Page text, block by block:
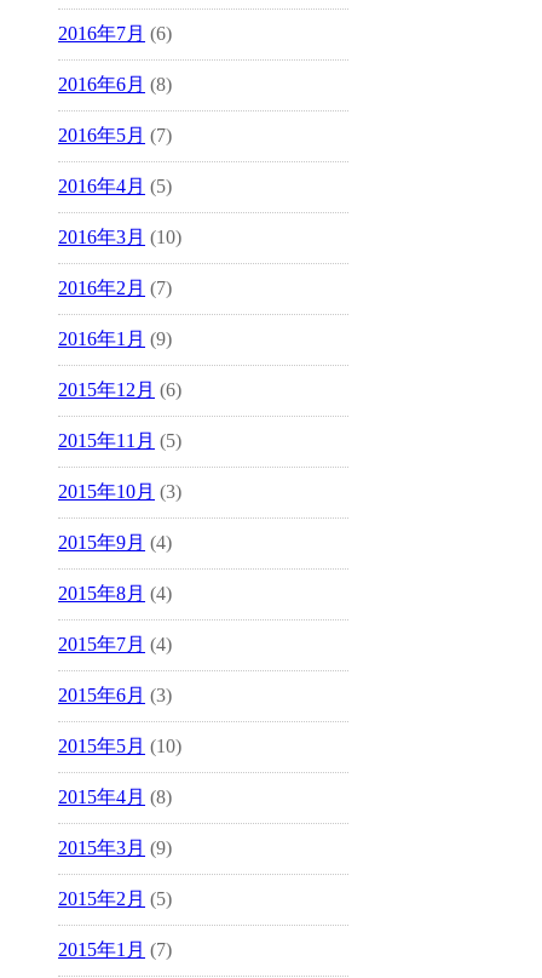
2016年7月 (6)
2016年6月 (8)
2016年5月 (7)
2016年4月 (5)
2016年3月 (10)
2016年2月 (7)
2016年1月 (9)
2015年12月 (6)
2015年11月 (5)
2015年10月 (3)
2015年9月 (4)
2015年8月 (4)
2015年7月 (4)
2015年6月 (3)
2015年5月 (10)
2015年4月 (8)
2015年3月 (9)
2015年2月 (5)
2015年1月 (7)